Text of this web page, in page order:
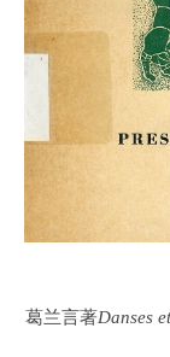
葛兰言著Danses